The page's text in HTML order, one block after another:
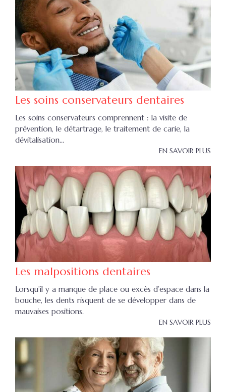
Les soins conservateurs dentaires
Les soins conservateurs comprennent : la visite de
prévention, le détartrage, le traitement de carie, la
dévitalisation...
EN SAVOIR PLUS
Les malpositions dentaires
Lorsqu’il y a manque de place ou excès d’espace dans la
bouche, les dents risquent de se développer dans de
mauvaises positions.
EN SAVOIR PLUS